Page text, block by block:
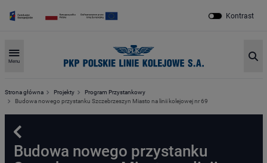
Kontrast
Menu
Strona główna Projekty
Program Przystankowy
Budowa nowego przystanku Szczebrzeszyn Miasto na linii kolejowej nr 69
Powrót
Budowa nowego przystanku